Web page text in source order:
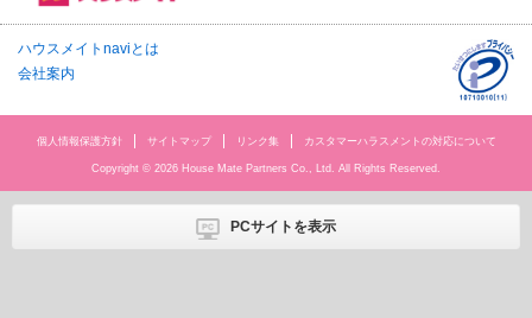
ハウスメイトnaviとは
会社案内
個人情報保護方針 サイトマップ リンク集 カスタマーハラスメントの対応について
Copyright © 2026 House Mate Partners Co., Ltd. All Rights Reserved.
PCサイトを表示